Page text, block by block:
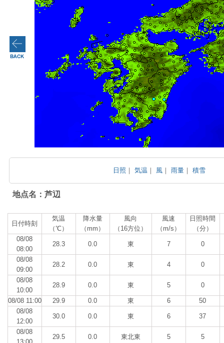
日照 ｜気温 ｜ 風 ｜雨量 ｜積雪
地点名：芦辺
日付時刻
気温
（℃）
降水量
（mm）
風向
（16方位）
風速
（m/s）
日照時間
（分）
08/08
08:00
28.3 0.0 東 7 0
08/08
09:00
28.2 0.0 東 4 0
08/08
10:00
28.9 0.0 東 5 0
08/08 11:00 29.9 0.0 東 6
50
08/08
12:00
30.0 0.0 東 6 37
08/08
29.5 0.0 東北東 5 5